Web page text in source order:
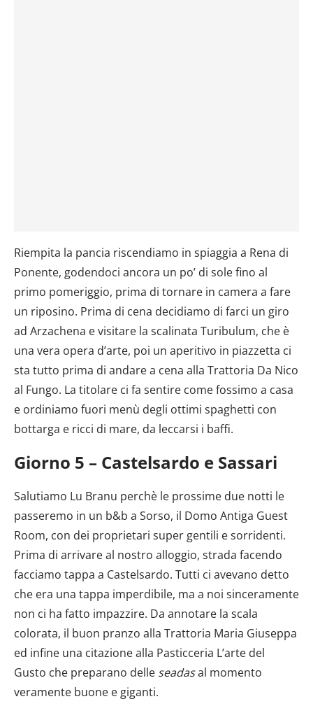
Riempita la pancia riscendiamo in spiaggia a Rena di
Ponente, godendoci ancora un po’ di sole fino al
primo pomeriggio, prima di tornare in camera a fare
un riposino. Prima di cena decidiamo di farci un giro
ad Arzachena e visitare la scalinata Turibulum, che è
una vera opera d’arte, poi un aperitivo in piazzetta ci
sta tutto prima di andare a cena alla Trattoria Da Nico
al Fungo. La titolare ci fa sentire come fossimo a casa
e ordiniamo fuori menù degli ottimi spaghetti con
bottarga e ricci di mare, da leccarsi i baffi.
Giorno 5 – Castelsardo e Sassari
Salutiamo Lu Branu perchè le prossime due notti le
passeremo in un b&b a Sorso, il Domo Antiga Guest
Room, con dei proprietari super gentili e sorridenti.
Prima di arrivare al nostro alloggio, strada facendo
facciamo tappa a Castelsardo. Tutti ci avevano detto
che era una tappa imperdibile, ma a noi sinceramente
non ci ha fatto impazzire. Da annotare la scala
colorata, il buon pranzo alla Trattoria Maria Giuseppa
ed infine una citazione alla Pasticceria L’arte del
Gusto che preparano delle seadasal momento
veramente buone e giganti.